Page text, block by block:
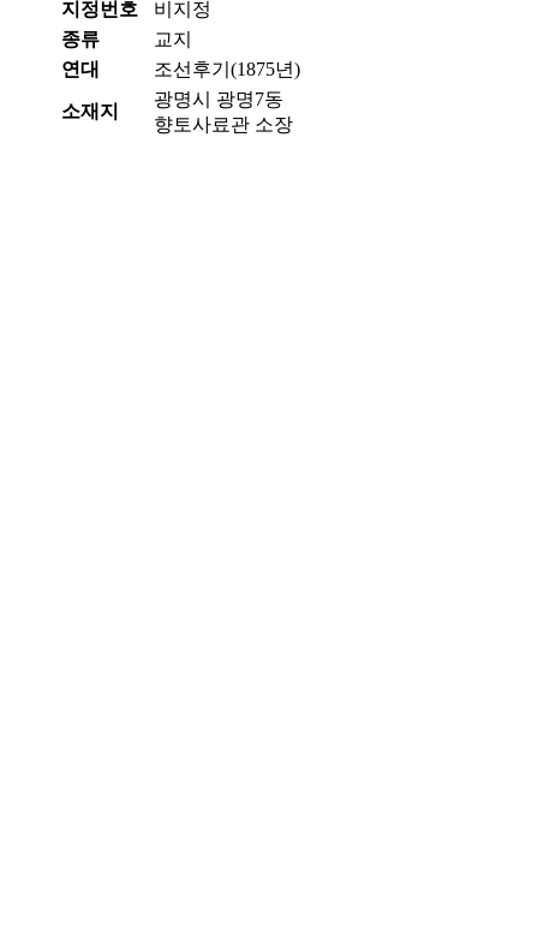
지정번호
비지정
종류
교지
연대
조선후기(1875년)
소재지
광명시 광명7동
향토사료관 소장